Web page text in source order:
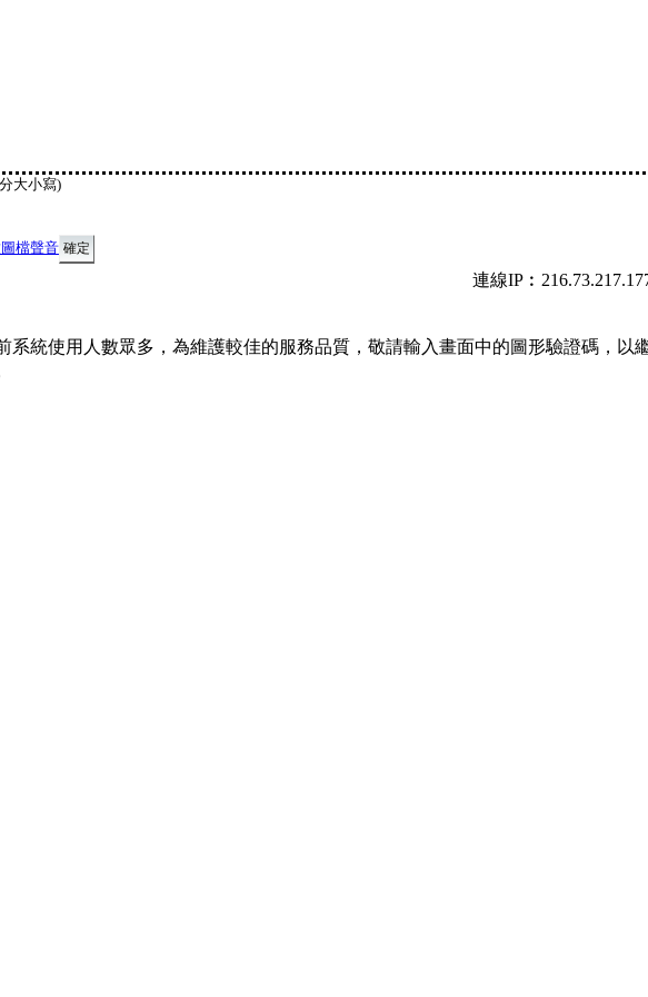
大小寫)
檔聲音
連線
系統使用人數眾多，為維護較佳的服務品質，敬請輸入畫面中的圖形驗證碼，以